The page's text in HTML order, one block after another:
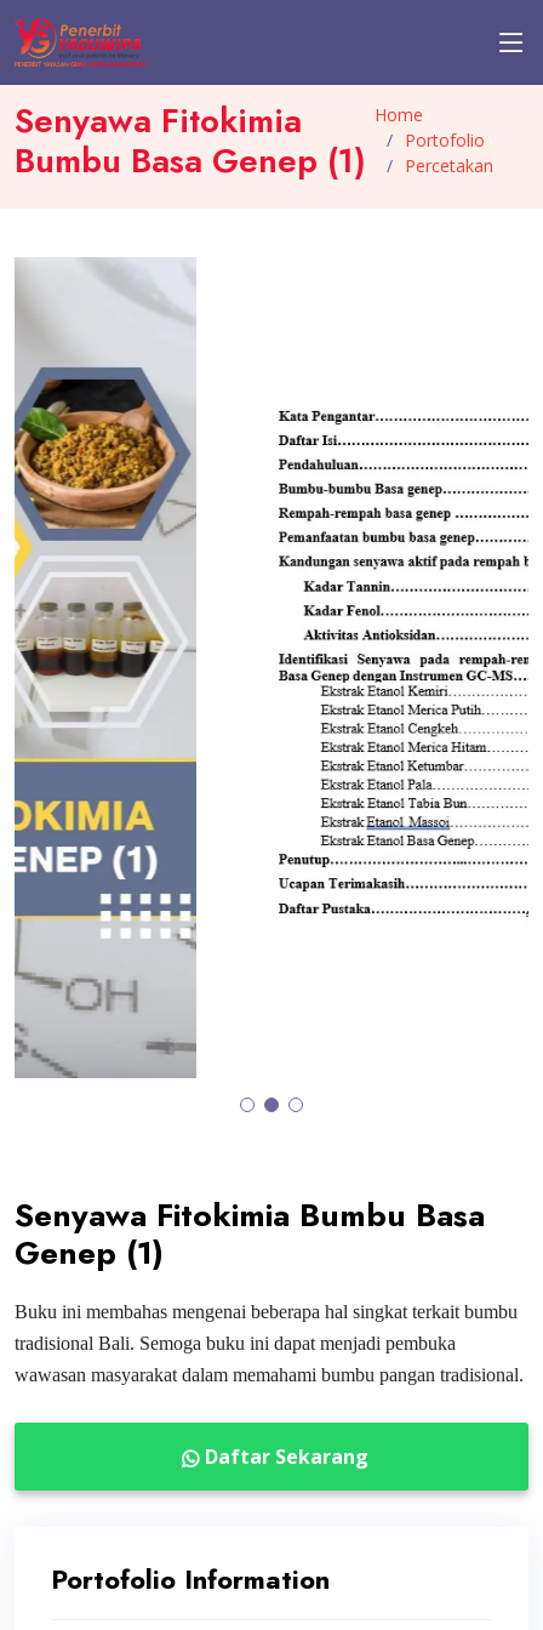
Senyawa Fitokimia
Bumbu Basa Genep (1)
Home
Portofolio
Percetakan
Senyawa Fitokimia Bumbu Basa
Genep (1)
Buku ini membahas mengenai beberapa hal singkat terkait bumbu
tradisional Bali. Semoga buku ini dapat menjadi pembuka
wawasan masyarakat dalam memahami bumbu pangan tradisional.
Daftar Sekarang
Portofolio Information